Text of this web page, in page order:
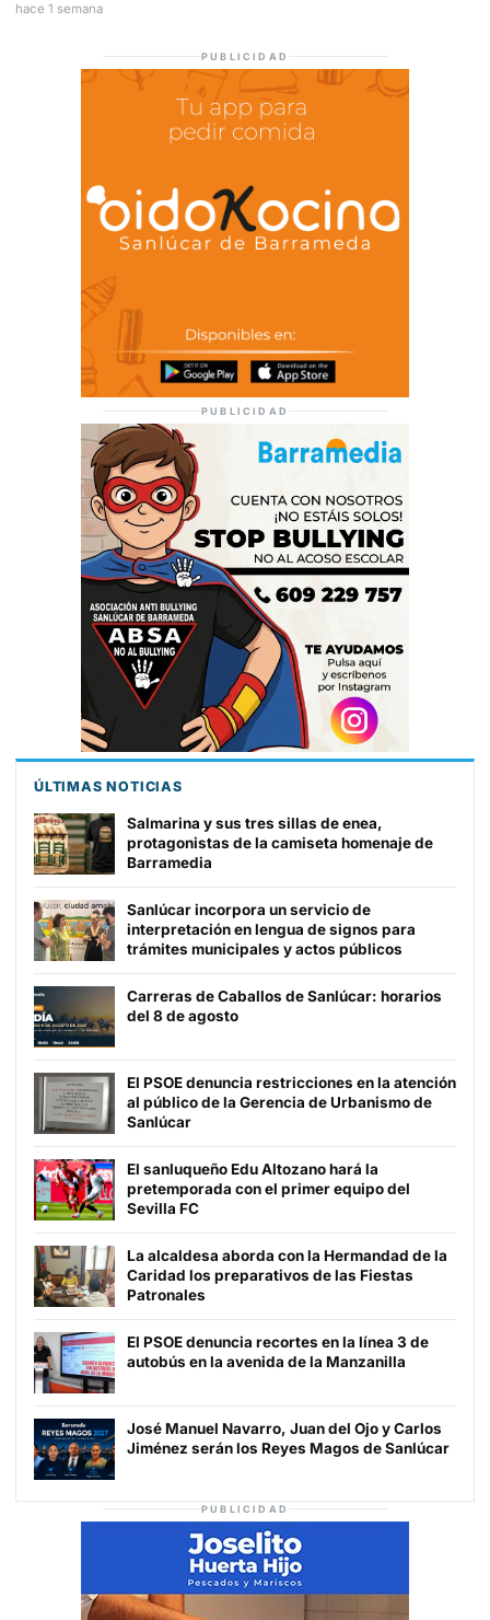
hace 1 semana
PUBLICIDAD
PUBLICIDAD
ÚLTIMAS NOTICIAS
Salmarina y sus tres sillas de enea,
protagonistas de la camiseta homenaje de
Barramedia
Sanlúcar incorpora un servicio de
interpretación en lengua de signos para
trámites municipales y actos públicos
Carreras de Caballos de Sanlúcar: horarios
del 8 de agosto
El PSOE denuncia restricciones en la atención
al público de la Gerencia de Urbanismo de
Sanlúcar
El sanluqueño Edu Altozano hará la
pretemporada con el primer equipo del
Sevilla FC
La alcaldesa aborda con la Hermandad de la
Caridad los preparativos de las Fiestas
Patronales
El PSOE denuncia recortes en la línea 3 de
autobús en la avenida de la Manzanilla
José Manuel Navarro, Juan del Ojo y Carlos
Jiménez serán los Reyes Magos de Sanlúcar
PUBLICIDAD